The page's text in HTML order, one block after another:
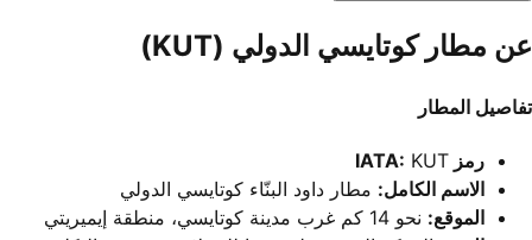
عن مطار كوتايسي الدولي (KUT)
تفاصيل المطار
رمز IATA: KUT
الاسم الكامل: مطار داود البنّاء كوتايسي الدولي
الموقع: نحو 14 كم غرب مدينة كوتايسي، منطقة إيميريتي